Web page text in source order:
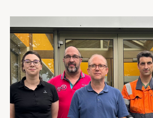
Développement professionnel
Devenir Membre